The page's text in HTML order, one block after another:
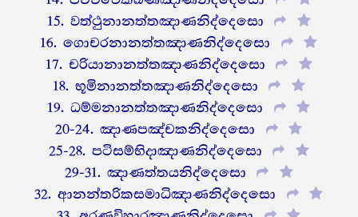
15. වත්ථුනානත්තඤාණනිද්දෙසො
16. ගොචරනානත්තඤාණනිද්දෙසො
17. චරියානානත්තඤාණනිද්දෙසො
18. භූමිනානත්තඤාණනිද්දෙසො
19. ධම්මනානත්තඤාණනිද්දෙසො
20-24. ඤාණපඤ්චකනිද්දෙසො
25-28. පටිසම්භිදාඤාණනිද්දෙසො
29-31. ඤාණත්තයනිද්දෙසො
32. ආනන්තරිකසමාධිඤාණනිද්දෙසො